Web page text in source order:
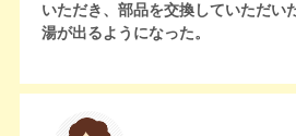
いただき、部品を交換していただい
湯が出るようになった。